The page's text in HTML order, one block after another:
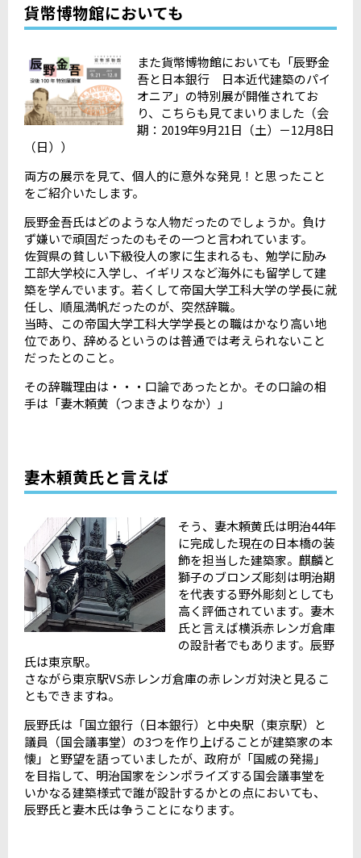
貨幣博物館においても
また貨幣博物館においても「辰野金
吾と日本銀行 日本近代建築のパイ
オニア」の特別展が開催されてお
り、こちらも見てまいりました（会
期：2019年9月21日（土）－12月8日
（日））
両方の展示を見て、個人的に意外な発見！と思ったこと
をご紹介いたします。
辰野金吾氏はどのような人物だったのでしょうか。負け
ず嫌いで頑固だったのもその一つと言われています。
佐賀県の貧しい下級役人の家に生まれるも、勉学に励み
工部大学校に入学し、イギリスなど海外にも留学して建
築を学んでいます。若くして帝国大学工科大学の学長に就
任し、順風満帆だったのが、突然辞職。
当時、この帝国大学工科大学学長との職はかなり高い地
位であり、辞めるというのは普通では考えられないこと
だったとのこと。
その辞職理由は・・・口論であったとか。その口論の相
手は「妻木頼黄（つまきよりなか）」
妻木頼黄氏と言えば
そう、妻木頼黄氏は明治44年
に完成した現在の日本橋の装
飾を担当した建築家。麒麟と
獅子のブロンズ彫刻は明治期
を代表する野外彫刻としても
高く評価されています。妻木
氏と言えば横浜赤レンガ倉庫
の設計者でもあります。辰野
氏は東京駅。
さながら東京駅VS赤レンガ倉庫の赤レンガ対決と見るこ
ともできますね。
辰野氏は「国立銀行（日本銀行）と中央駅（東京駅）と
議員（国会議事堂）の3つを作り上げることが建築家の本
懐」と野望を語っていましたが、政府が「国威の発揚」
を目指して、明治国家をシンポライズする国会議事堂を
いかなる建築様式で誰が設計するかとの点においても、
辰野氏と妻木氏は争うことになります。